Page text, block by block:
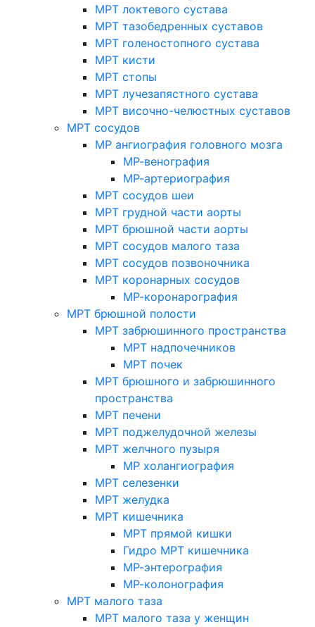
МРТ локтевого сустава
МРТ тазобедренных суставов
МРТ голеностопного сустава
МРТ кисти
МРТ стопы
МРТ лучезапястного сустава
МРТ височно-челюстных суставов
МРТ сосудов
МР ангиография головного мозга
МР-венография
МР-артериография
МРТ сосудов шеи
МРТ грудной части аорты
МРТ брюшной части аорты
МРТ сосудов малого таза
МРТ сосудов позвоночника
МРТ коронарных сосудов
МР-коронарография
МРТ брюшной полости
МРТ забрюшинного пространства
МРТ надпочечников
МРТ почек
МРТ брюшного и забрюшинного
пространства
МРТ печени
МРТ поджелудочной железы
МРТ желчного пузыря
МР холангиография
МРТ селезенки
МРТ желудка
МРТ кишечника
МРТ прямой кишки
Гидро МРТ кишечника
МР-энтерография
МР-колонография
МРТ малого таза
МРТ малого таза у женщин